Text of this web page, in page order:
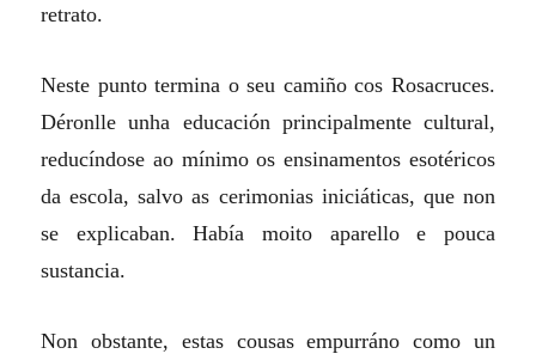
retrato.
Neste punto termina o seu camiño cos Rosacruces.
Déronlle unha educación principalmente cultural,
reducíndose ao mínimo os ensinamentos esotéricos
da escola, salvo as cerimonias iniciáticas, que non
se explicaban. Había moito aparello e pouca
sustancia.
Non obstante, estas cousas empurráno como un